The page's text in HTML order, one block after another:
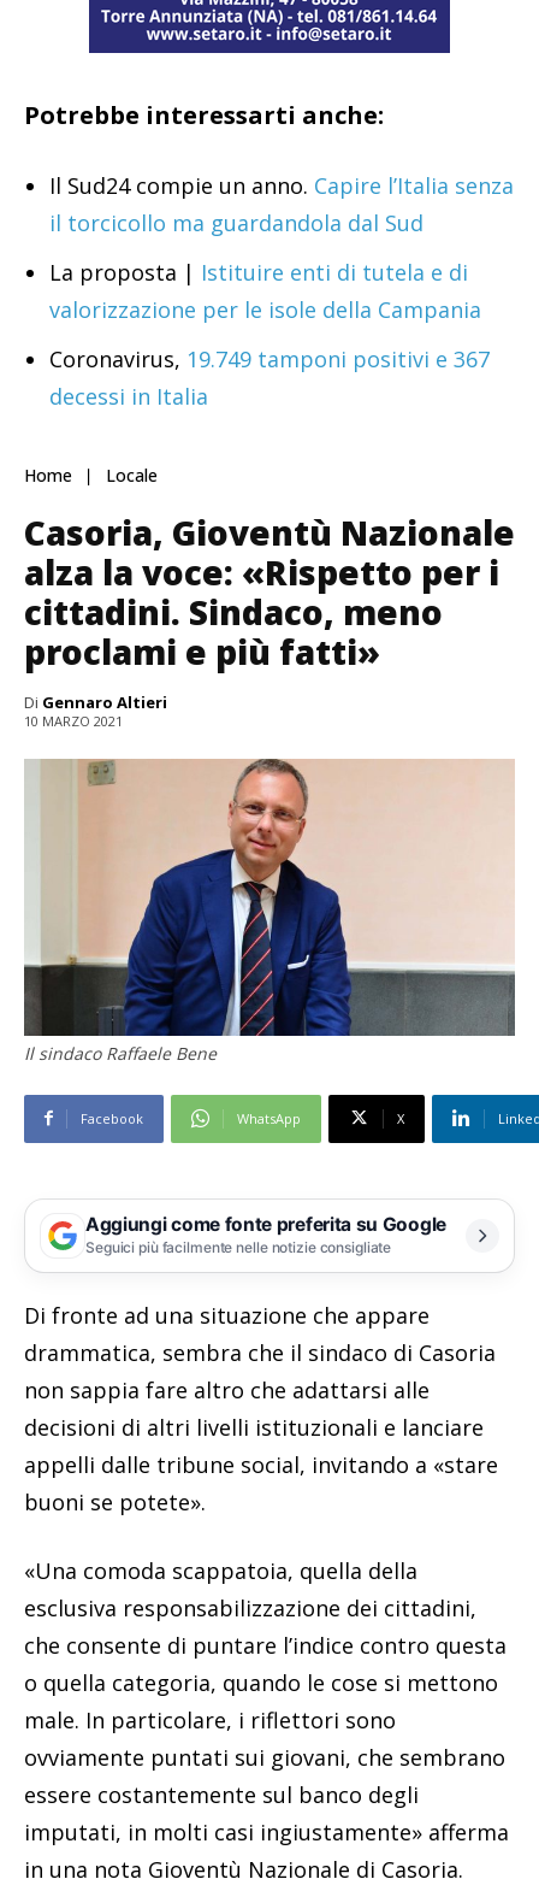
Potrebbe interessarti anche:
Il Sud24 compie un anno. Capire l’Italia senza
il torcicollo ma guardandola dal Sud
La proposta | Istituire enti di tutela e di
valorizzazione per le isole della Campania
Coronavirus, 19.749 tamponi positivi e 367
decessi in Italia
Home Locale
Casoria, Gioventù Nazionale
alza la voce: «Rispetto per i
cittadini. Sindaco, meno
proclami e più fatti»
Di Gennaro Altieri
10 MARZO 2021
Il sindaco Raffaele Bene
Facebook WhatsApp X
Aggiungi come fonte preferita su Google
Seguici più facilmente nelle notizie consigliate
Di fronte ad una situazione che appare
drammatica, sembra che il sindaco di Casoria
non sappia fare altro che adattarsi alle
decisioni di altri livelli istituzionali e lanciare
appelli dalle tribune social, invitando a «stare
buoni se potete».
«Una comoda scappatoia, quella della
esclusiva responsabilizzazione dei cittadini,
che consente di puntare l’indice contro questa
o quella categoria, quando le cose si mettono
male. In particolare, i riflettori sono
ovviamente puntati sui giovani, che sembrano
essere costantemente sul banco degli
imputati, in molti casi ingiustamente» afferma
in una nota Gioventù Nazionale di Casoria.